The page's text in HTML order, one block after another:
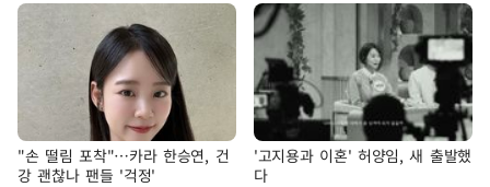
"손 떨림 포착"…카라 한승연, 건
강 괜찮나 팬들 '걱정'
'고지용과 이혼' 허양임, 새 출발했
다